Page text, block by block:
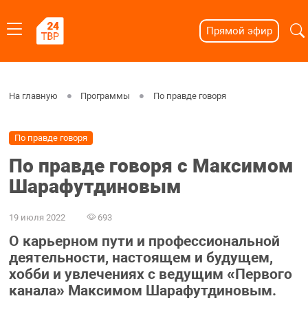
Прямой эфир
На главную Программы По правде говоря
По правде говоря
По правде говоря с Максимом
Шарафутдиновым
19 июля 2022 693
О карьерном пути и профессиональной
деятельности, настоящем и будущем,
хобби и увлечениях с ведущим «Первого
канала» Максимом Шарафутдиновым.